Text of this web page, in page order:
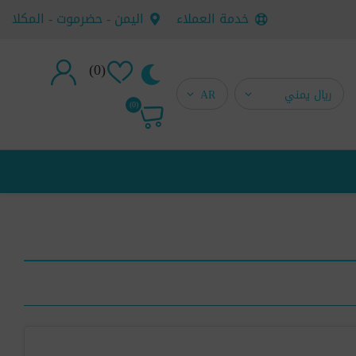
خدمة العملاء اليمن - حضرموت - المكلا
(0)
تسجيل جديد(0)